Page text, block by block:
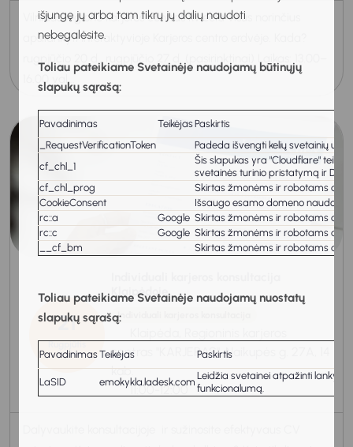
išjungę jų arba tam tikrų jų dalių naudoti
nebegalėsite.
Toliau pateikiame Svetainėje naudojamų būtinųjų
slapukų sąrašą:
Pavadinimas TeikėjasPaskirtis
_RequestVerificationToken
Padeda išvengti kelių svetainių
cf_chl_1
Šis slapukas yra "Cloudflare"
svetainės turinio pristatymą ir
cf_chl_prog
Skirtas žmonėms ir robotams
CookieConsent
Išsaugo esamo domeno
rc::a
Google Skirtas žmonėms ir robotams
rc::c
Google Skirtas žmonėms ir robotams
__cf_bm
Skirtas žmonėms ir robotams
Toliau pateikiame Svetainėje naudojamų nuostatų
slapukų sąrašą:
PavadinimasTeikėjas Paskirtis
LaSID emokykla.ladesk.com
Leidžia svetainei atpažinti
funkcionalumą.
Vilniaus regiono karjeros centras kviečia visus norinčius
apsilankyti Interaktyvioje Karjeros centro erdvėje. Kada?
rugpjūčio 20 d., rugpjūčio 27 d. (pasirinktinai) Laikas: 13.00–
16.00 val...
21
Rugpjūtis
2026
Klaipėdoje
Individuali karjeros konsultacija
centras "KARJERAS", Naikupės g. 27A, 14
kab.
11:00-12:00